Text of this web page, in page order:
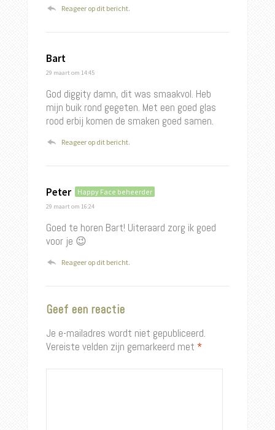
Reageer op dit bericht.
Bart
29 maart om 14:45
God diggity damn, dit was smaakvol. Heb
mijn buik rond gegeten. Met een goed glas
rood erbij komen de smaken goed samen.
Reageer op dit bericht.
Peter Happy Face beheerder
29 maart om 16:24
Goed te horen Bart! Uiteraard zorg ik goed
voor je 😉
Reageer op dit bericht.
Geef een reactie
Je e-mailadres wordt niet gepubliceerd.
Vereiste velden zijn gemarkeerd met *